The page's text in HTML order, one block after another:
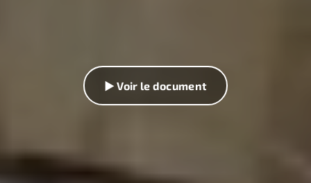
▶ Voir le document